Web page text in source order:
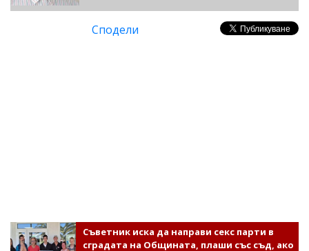
Сподели
Съветник иска да направи секс парти в
сградата на Общината, плаши със съд, ако